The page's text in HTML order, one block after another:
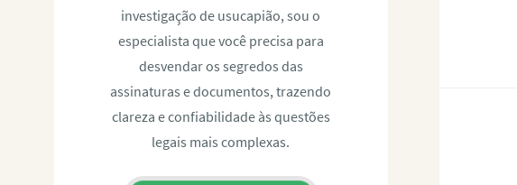
investigação de usucapião, sou o
especialista que você precisa para
desvendar os segredos das
assinaturas e documentos, trazendo
clareza e confiabilidade às questões
legais mais complexas.